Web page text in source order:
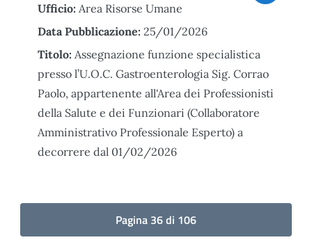
Ufficio: Area Risorse Umane
Data Pubblicazione: 25/01/2026
Titolo: Assegnazione funzione specialistica
presso l’U.O.C. Gastroenterologia Sig. Corrao
Paolo, appartenente all'Area dei Professionisti
della Salute e dei Funzionari (Collaboratore
Amministrativo Professionale Esperto) a
decorrere dal 01/02/2026
Pagina 36 di 106